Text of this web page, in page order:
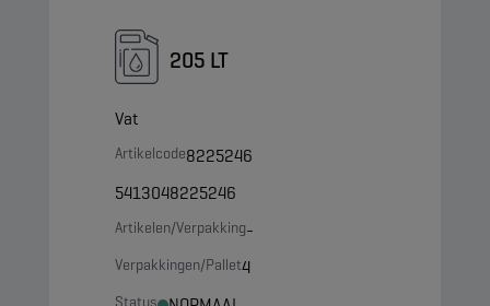
205 LT
Vat
Artikelcode8225246
5413048225246
Artikelen/Verpakking-
Verpakkingen/Pallet4
Status